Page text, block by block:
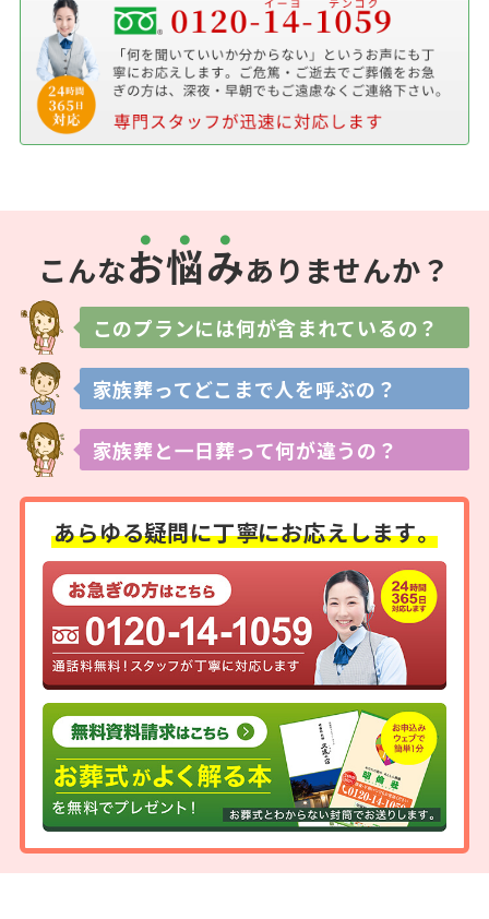
こんなお悩みありませんか？
このプランには何が含まれているの？
家族葬ってどこまで人を呼ぶの？
家族葬と一日葬って何が違うの？
あらゆる疑問に丁寧にお応えします。